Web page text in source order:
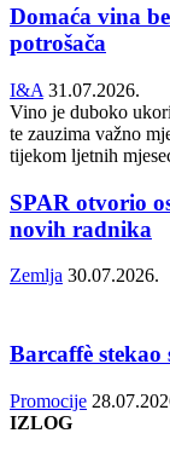
Domaća vina
potrošača
I&A 31.07.2026.
Vino je duboko
te zauzima važno
tijekom ljetnih
SPAR otvorio
novih radnika
Zemlja 30.07.2026.
Barcaffè
Promocije
IZLOG